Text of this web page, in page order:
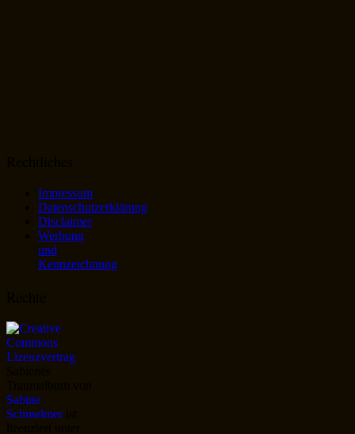
Impressum
Datenschutzerklärung
Disclaimer
Werbung
und
Kennzeichnung
Sabine
Schmelmerist